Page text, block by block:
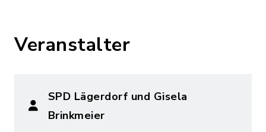
Veranstalter
SPD Lägerdorf und Gisela
Brinkmeier